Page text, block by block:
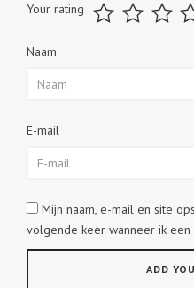
Your rating
Naam
E-mail
Mijn naam, e-mail en site
volgende keer wanneer ik een